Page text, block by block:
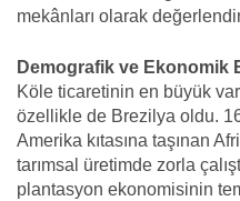
mekânları olarak
Demografik ve Ekonomik
Köle ticaretinin en büyük
özellikle de Brezilya oldu.
Amerika kıtasına taşınan
tarımsal üretimde zorla
plantasyon ekonomisinin